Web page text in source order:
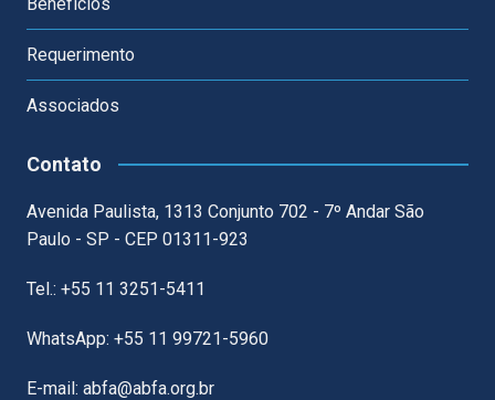
Requerimento
Associados
Contato
Avenida Paulista, 1313 Conjunto 702 - 7º Andar São
Paulo - SP - CEP 01311-923
Tel.: +55 11 3251-5411
WhatsApp: +55 11 99721-5960
E-mail: abfa@abfa.org.br